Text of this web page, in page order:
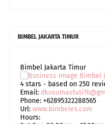
BIMBEL JAKARTA TIMUR
Bimbel Jakarta Timur
4 stars - based on 250
Email:
Phone: +62895322288565
Url: www.bimbeles.com
Hours: